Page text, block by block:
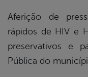
Aferição de
rápidos de HIV e
preservativos e
Pública do